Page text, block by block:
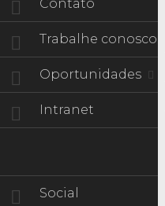
Contato
Trabalhe conosco
Oportunidades
Intranet
Social